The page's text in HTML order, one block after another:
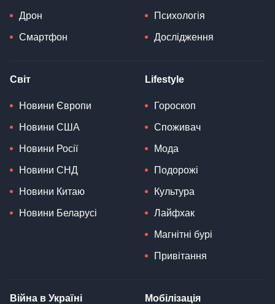
Дрон
Смартфон
Психологія
Дослідження
Світ
Новини Європи
Новини США
Новини Росії
Новини СНД
Новини Китаю
Новини Беларусі
Lifestyle
Гороскоп
Споживач
Мода
Подорожі
Культура
Лайфхак
Магнітні бурі
Привітання
Війна в Україні Мобілізація